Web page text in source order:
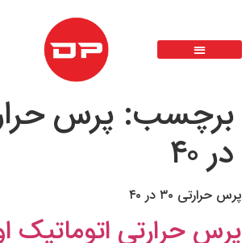
برچسب:
در ۴۰
پرس حرارتی ۳۰ در ۴۰
پرس حرارتی اتوماتیک